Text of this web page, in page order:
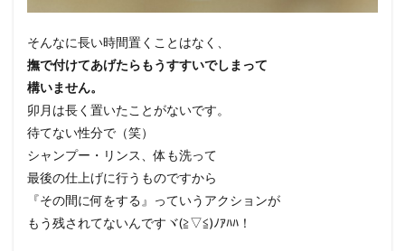
そんなに長い時間置くことはなく、
撫で付けてあげたらもうすすいでしまって
構いません。
卯月は長く置いたことがないです。
待てない性分で（笑）
シャンプー・リンス、体も洗って
最後の仕上げに行うものですから
『その間に何をする』っていうアクションが
もう残されてないんですヾ(≧▽≦)ﾉｱﾊﾊ！